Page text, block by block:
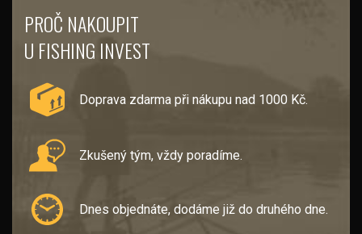
PROČ NAKOUPIT
U FISHING INVEST
Doprava zdarma při nákupu nad 1000 Kč.
Zkušený tým, vždy poradíme.
Dnes objednáte, dodáme již do druhého dne.